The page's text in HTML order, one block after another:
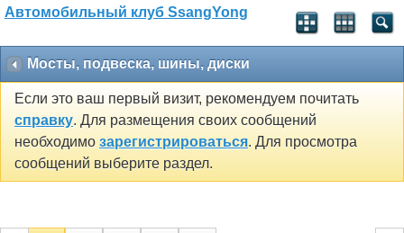
Автомобильный клуб SsangYong
Мосты, подвеска, шины, диски
Если это ваш первый визит, рекомендуем почитать
справку. Для размещения своих сообщений
необходимо зарегистрироваться. Для просмотра
сообщений выберите раздел.